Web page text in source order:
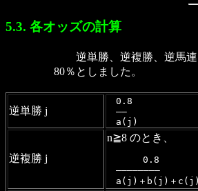
5.3. 各オッズの計算
逆単勝、逆複勝、逆馬連
80％としました。
逆単勝 j
0.8
――
a(j)
逆複勝 j
n≧8 のとき、
0.8
――――――――
a(j)＋b(j)＋c(j)